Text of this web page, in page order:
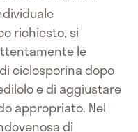
richiesto, si
le
ciclosporina dopo
e di aggiustare
appropriato. Nel
di